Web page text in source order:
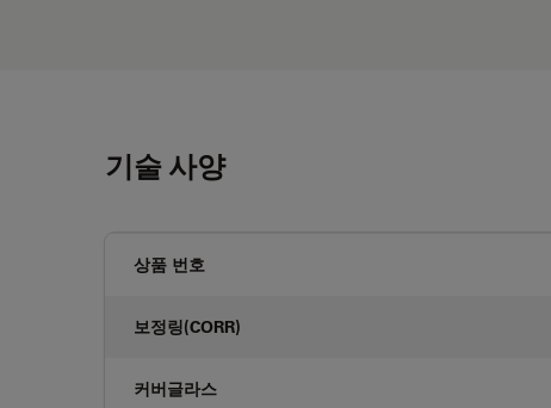
기술 사양
상품 번호
보정링(CORR)
커버글라스